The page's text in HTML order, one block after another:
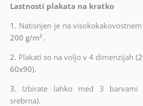
Lastnosti plakata na kratko
1. Natisnjen je na
200 g/m² .
2. Plakati so na voljo v 4 dimenzijah
60x90).
3. Izbirate lahko med 3 barvami
srebrna).